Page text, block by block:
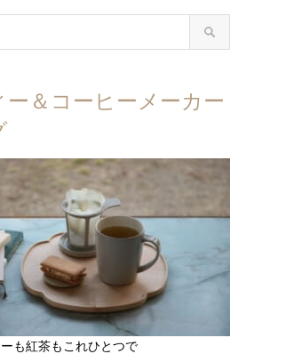
ー＆コーヒーメーカー
も紅茶もこれひとつで